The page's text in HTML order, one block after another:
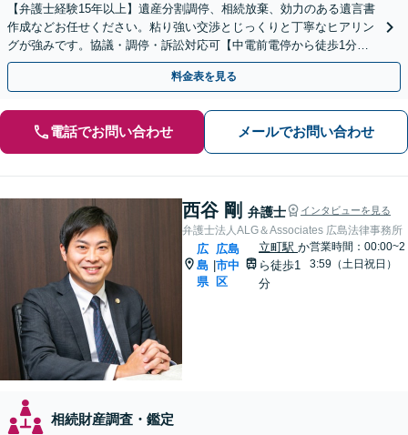
【弁護士経験15年以上】遺産分割調停、相続放棄、効力のある遺言書
作成などお任せください。粘り強い交渉とじっくりと丁寧なヒアリン
グが強みです。協議・調停・訴訟対応可【中電前電停から徒歩1分】
【法テラス利用可】【弁護士直通電話】
料金表を見る
電話でお問い合わせ メールでお問い合わせ
西谷 剛 弁護士 インタビューを見る
弁護士法人ALG＆Associates 広島法律事務所
広
島
県
|
広島
市中
区
立町駅か
ら徒歩1
分
営業時間：00:00~2
3:59（土日祝日）
相続財産調査・鑑定